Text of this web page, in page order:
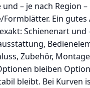
und – je nach Region –
Formblätter. Ein
Schienenart und
Zubehör,
bleiben
bleibt. Bei Kurven